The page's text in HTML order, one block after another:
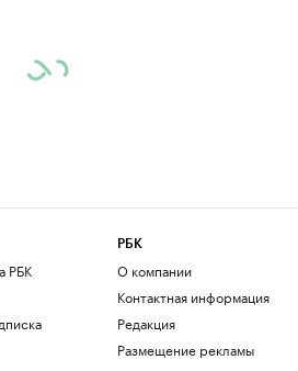
РБК
РБК
О компании
Контактная информация
Редакция
Размещение рекламы